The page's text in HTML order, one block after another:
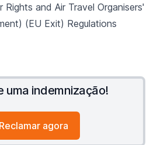
Rights and Air Travel Organisers'
(EU Exit) Regulations
uma indemnização!
Reclamar agora